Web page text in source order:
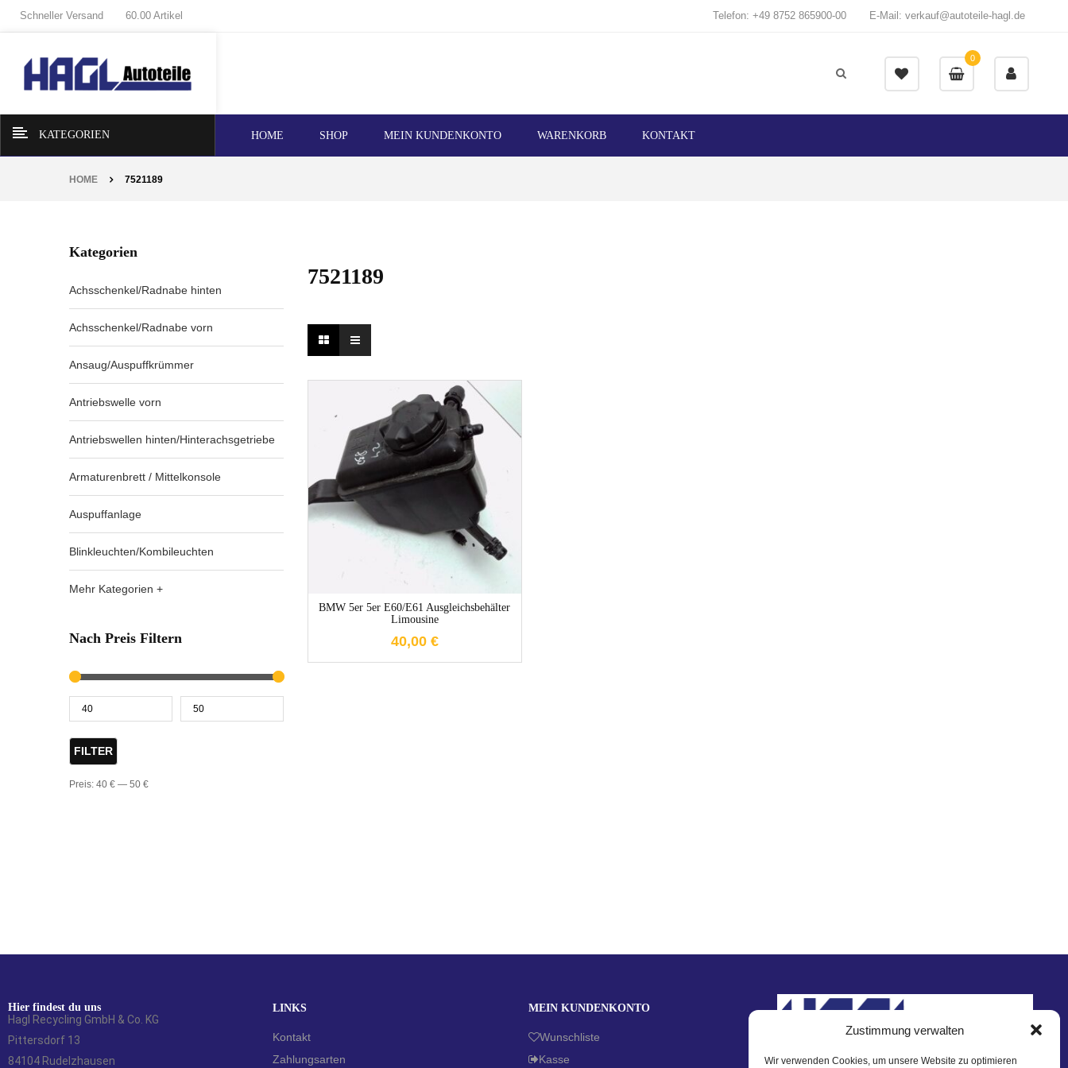
Zustimmung verwalten
Wir verwenden Cookies, um unsere Website zu optimieren
Schneller Versand 60.00 Artikel Telefon: +49 8752 865900-00 E-Mail: verkauf@autoteile-hagl.de
0
KATEGORIEN HOME SHOP MEIN KUNDENKONTO WARENKORB KONTAKT
HOME 7521189
Kategorien
Achsschenkel/Radnabe hinten
Achsschenkel/Radnabe vorn
Ansaug/Auspuffkrümmer
Antriebswelle vorn
Antriebswellen hinten/Hinterachsgetriebe
Armaturenbrett / Mittelkonsole
Auspuffanlage
Blinkleuchten/Kombileuchten
Mehr Kategorien +
Nach Preis Filtern
FILTER
Preis: 40 € — 50 €
7521189
BMW 5er 5er E60/E61 Ausgleichsbehälter
Limousine
40,00 €
Hier findest du uns
Hagl Recycling GmbH & Co. KG
Pittersdorf 13
84104 Rudelzhausen
LINKS
Kontakt
Zahlungsarten
MEIN KUNDENKONTO
Wunschliste
Kasse